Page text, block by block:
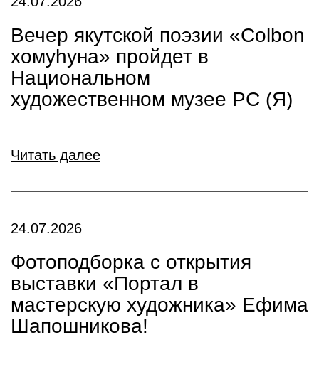
Вечер якутской поэзии «Colbon
хомуһуна» пройдет в
Национальном
художественном музее РС (Я)
Читать далее
24.07.2026
Фотоподборка с открытия
выставки «Портал в
мастерскую художника» Ефима
Шапошникова!